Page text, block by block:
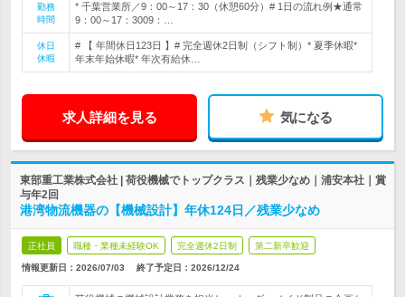
勤務
時間
* 千葉営業所／9：00～17：30（休憩60分）# 1日の流れ例★通常
9：00～17：3009：…
休日
休暇
# 【 年間休日123日 】# 完全週休2日制（シフト制）* 夏季休暇*
年末年始休暇* 年次有給休…
求人詳細を見る 気になる
東部重工業株式会社 | 荷役機械でトップクラス｜残業少なめ｜浦安本社｜賞
与年2回
港湾物流機器の【機械設計】年休124日／残業少なめ
正社員 職種・業種未経験OK 完全週休2日制 第二新卒歓迎
情報更新日：2026/07/03 終了予定日： 2026/12/24